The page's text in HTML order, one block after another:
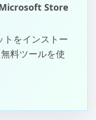
Store
をインストー
料ツールを使